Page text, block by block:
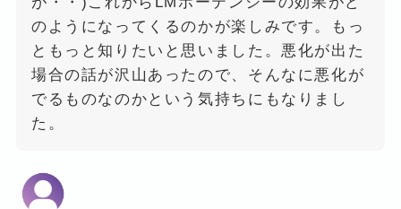
のようになってくるのかが楽しみです。もっ
ともっと知りたいと思いました。悪化が出た
場合の話が沢山あったので、そんなに悪化が
でるものなのかという気持ちにもなりまし
た。